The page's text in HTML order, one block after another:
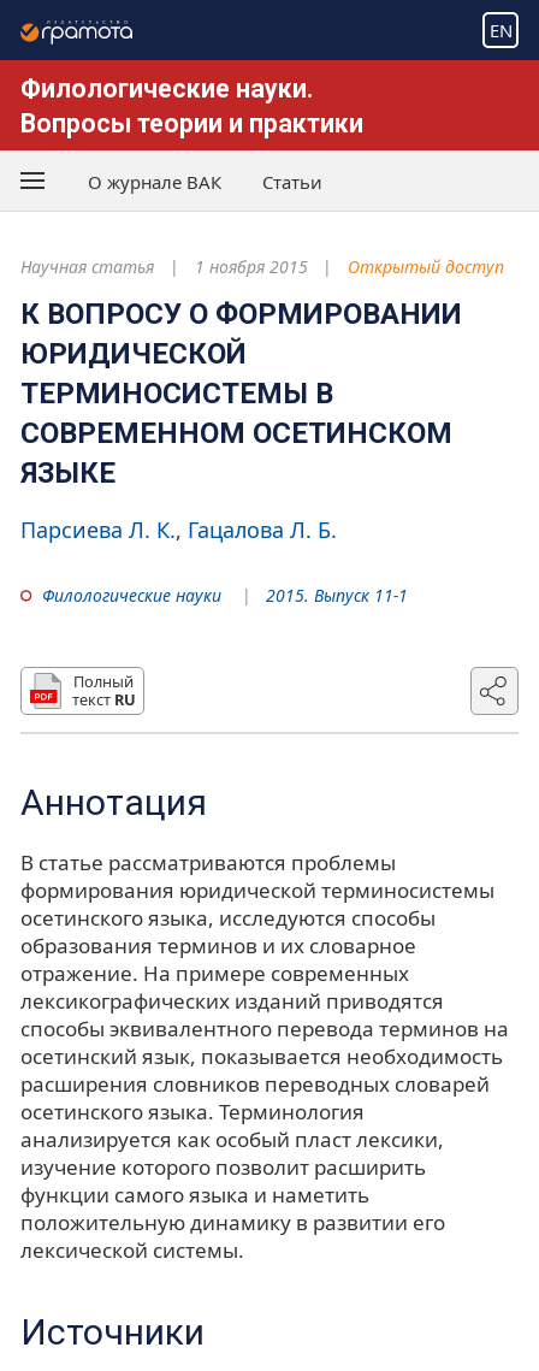
EN
Филологические науки.
Вопросы теории и практики
О журнале ВАК Статьи
Научная статья 1 ноября 2015 Открытый доступ
К ВОПРОСУ О ФОРМИРОВАНИИ
ЮРИДИЧЕСКОЙ
ТЕРМИНОСИСТЕМЫ В
СОВРЕМЕННОМ ОСЕТИНСКОМ
ЯЗЫКЕ
Парсиева Л. К. Гацалова Л. Б.
Филологические науки 2015. Выпуск 11-1
Полный
текст RU
Аннотация
В статье рассматриваются проблемы
формирования юридической терминосистемы
осетинского языка, исследуются способы
образования терминов и их словарное
отражение. На примере современных
лексикографических изданий приводятся
способы эквивалентного перевода терминов на
осетинский язык, показывается необходимость
расширения словников переводных словарей
осетинского языка. Терминология
анализируется как особый пласт лексики,
изучение которого позволит расширить
функции самого языка и наметить
положительную динамику в развитии его
лексической системы.
Источники